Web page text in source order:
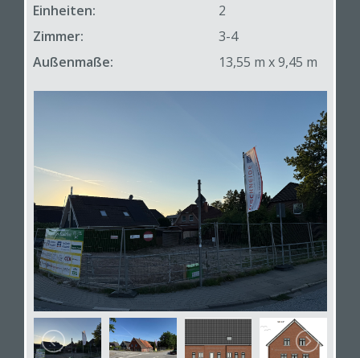
Einheiten:
2
Zimmer:
3-4
Außenmaße:
13,55 m x 9,45 m